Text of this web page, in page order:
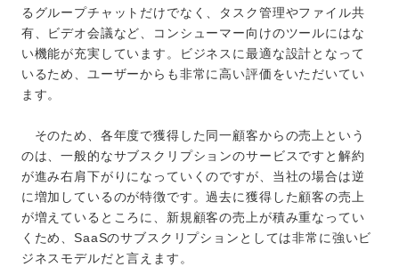
るグループチャットだけでなく、タスク管理やファイル共
有、ビデオ会議など、コンシューマー向けのツールにはな
い機能が充実しています。ビジネスに最適な設計となって
いるため、ユーザーからも非常に高い評価をいただいてい
ます。
そのため、各年度で獲得した同一顧客からの売上という
のは、一般的なサブスクリプションのサービスですと解約
が進み右肩下がりになっていくのですが、当社の場合は逆
に増加しているのが特徴です。過去に獲得した顧客の売上
が増えているところに、新規顧客の売上が積み重なってい
くため、SaaSのサブスクリプションとしては非常に強いビ
ジネスモデルだと言えます。